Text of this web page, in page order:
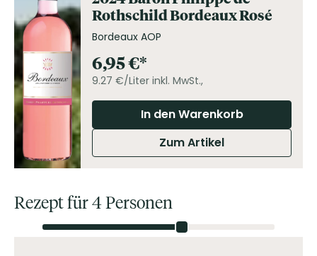
Rothschild Bordeaux Rosé
Bordeaux AOP
6,95€
9.27 €/Liter inkl. MwSt.,
In den Warenkorb
Zum Artikel
Rezept für 4 Personen